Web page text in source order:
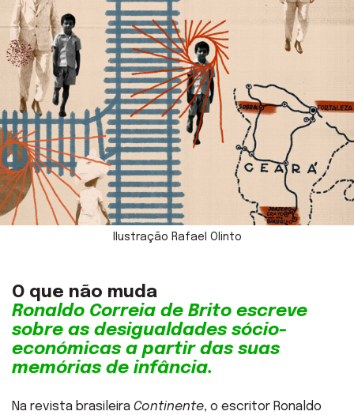
Ilustração Rafael Olinto
O que não muda
Ronaldo Correia de Brito escreve
sobre as desigualdades sócio-
económicas a partir das suas
memórias de infância.
Na revista brasileira Continente, o escritor Ronaldo